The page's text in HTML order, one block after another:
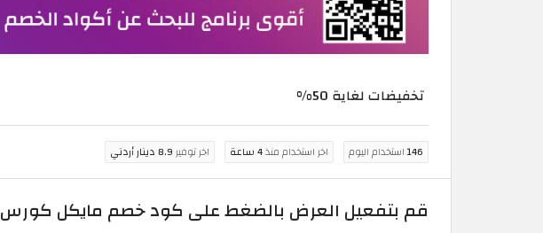
تخفيضات لغاية 50%
146استخدام اليوم اخر استخدام منذ4 ساعة اخر توفير8.9 دينار أردني
قم بتفعيل العرض بالضغط على كود خصم مايكل كورس 2026